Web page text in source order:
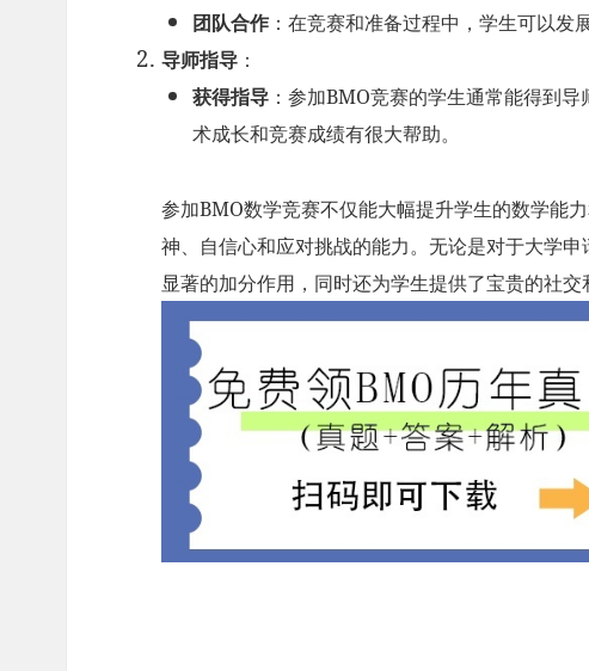
团队合作：在竞赛和准备过程中，学生可以发
导师指导 ：
获得指导：参加BMO竞赛的学生通常能得到
术成长和竞赛成绩有很大帮助。
参加BMO数学竞赛不仅能大幅提升学生的数学能
神、自信心和应对挑战的能力。无论是对于大学
显著的加分作用，同时还为学生提供了宝贵的社交